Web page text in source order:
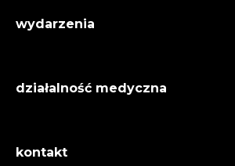
wydarzenia
działalność medyczna
kontakt